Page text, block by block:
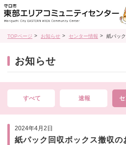
TOPページ お知らせ センター情報 紙パッ
お知らせ
すべて 速報 セ
2024年4月2日
紙パック回収ボックス撤収の